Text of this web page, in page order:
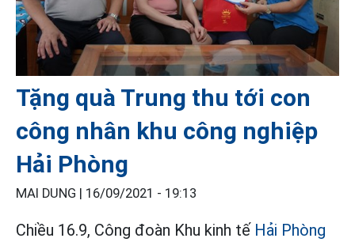
Tặng quà Trung thu tới con
công nhân khu công nghiệp
Hải Phòng
MAI DUNG | 16/09/2021 - 19:13
Chiều 16.9, Công đoàn Khu kinh tế Hải Phòng